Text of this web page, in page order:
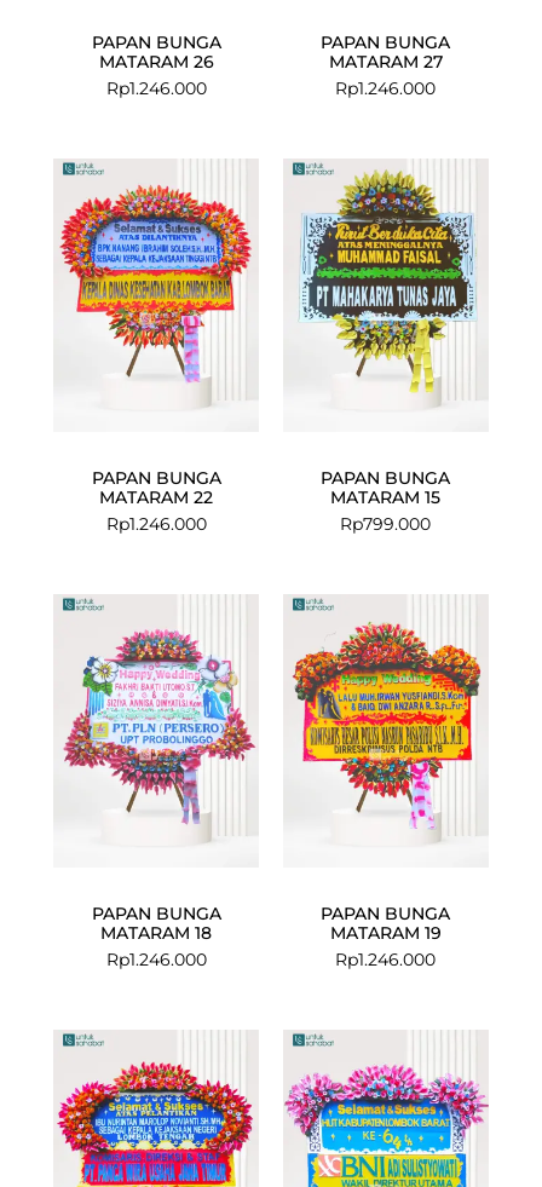
PAPAN BUNGA
MATARAM 26
Rp1.246.000
PAPAN BUNGA
MATARAM 27
Rp1.246.000
PAPAN BUNGA
MATARAM 22
Rp1.246.000
PAPAN BUNGA
MATARAM 15
Rp799.000
PAPAN BUNGA
MATARAM 18
Rp1.246.000
PAPAN BUNGA
MATARAM 19
Rp1.246.000